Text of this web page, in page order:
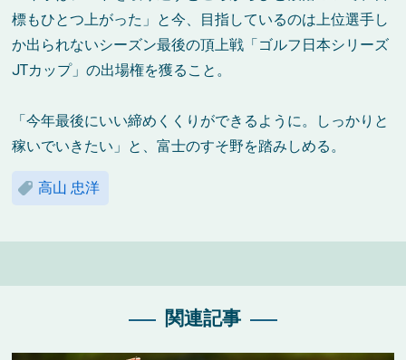
標もひとつ上がった」と今、目指しているのは上位選手し
か出られないシーズン最後の頂上戦「ゴルフ日本シリーズ
JTカップ」の出場権を獲ること。
「今年最後にいい締めくくりができるように。しっかりと
稼いでいきたい」と、富士のすそ野を踏みしめる。
高山 忠洋
関連記事